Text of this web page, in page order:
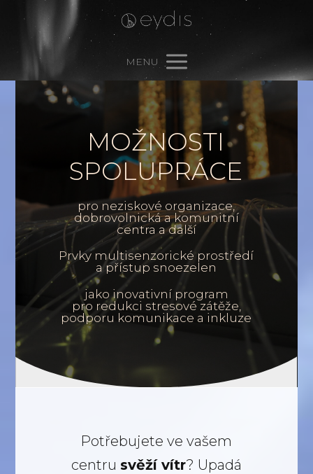
MENU
MOŽNOSTI
SPOLUPRÁCE
pro neziskové organizace,
dobrovolnická a komunitní
centra a další
Prvky multisenzorické prostředí
a přístup snoezelen
jako inovativní program
pro redukci stresové zátěže,
podporu komunikace a inkluze
Potřebujete ve vašem
centru svěží vítr? Upadá